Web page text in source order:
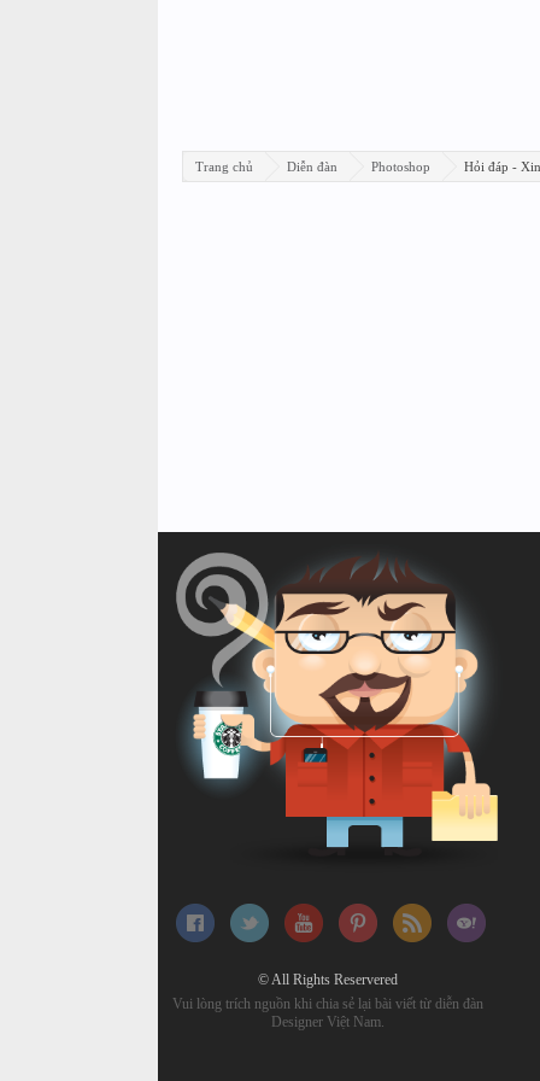
Trang chủ Diễn đàn Photoshop Hỏi đáp -
© All Rights Reservered
Vui lòng trích nguồn khi chia sẻ lại bài viết từ diễn đàn
Designer Việt Nam.